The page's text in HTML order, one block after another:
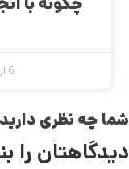
6 اردیبهشت 97
شما چه نظری
دیدگاهتان را